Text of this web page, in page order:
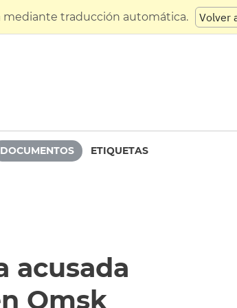
mediante traducción automática. Volver
DOCUMENTOS ETIQUETAS
acusada
Omsk